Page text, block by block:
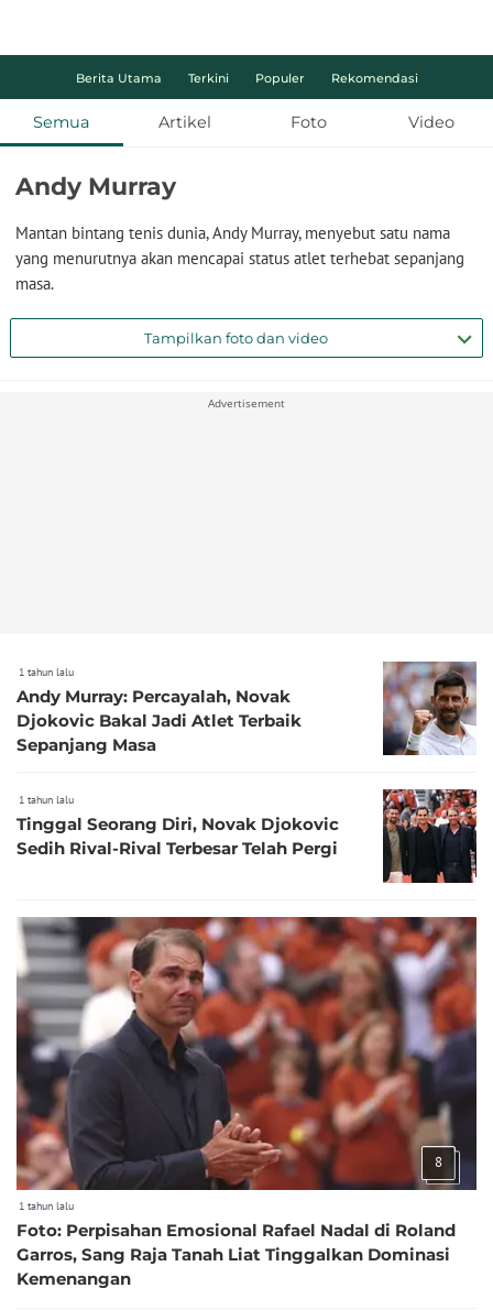
Berita Utama Terkini Populer Rekomendasi
Semua Artikel Foto Video
Andy Murray
Mantan bintang tenis dunia, Andy Murray, menyebut satu nama
yang menurutnya akan mencapai status atlet terhebat sepanjang
masa.
Tampilkan foto dan video
Advertisement
1 tahun lalu
Andy Murray: Percayalah, Novak
Djokovic Bakal Jadi Atlet Terbaik
Sepanjang Masa
1 tahun lalu
Tinggal Seorang Diri, Novak Djokovic
Sedih Rival-Rival Terbesar Telah Pergi
8
1 tahun lalu
Foto: Perpisahan Emosional Rafael Nadal di Roland
Garros, Sang Raja Tanah Liat Tinggalkan Dominasi
Kemenangan